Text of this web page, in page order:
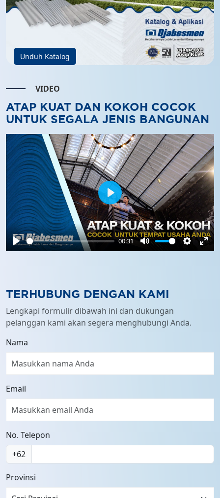
Unduh Katalog
VIDEO
ATAP KUAT DAN KOKOH COCOK
UNTUK SEGALA JENIS BANGUNAN
Play
00:31
Mute Settings
Play
TERHUBUNG DENGAN KAMI
Lengkapi formulir dibawah ini dan dukungan
pelanggan kami akan segera menghubungi Anda.
Nama
Email
No. Telepon
+62
Provinsi